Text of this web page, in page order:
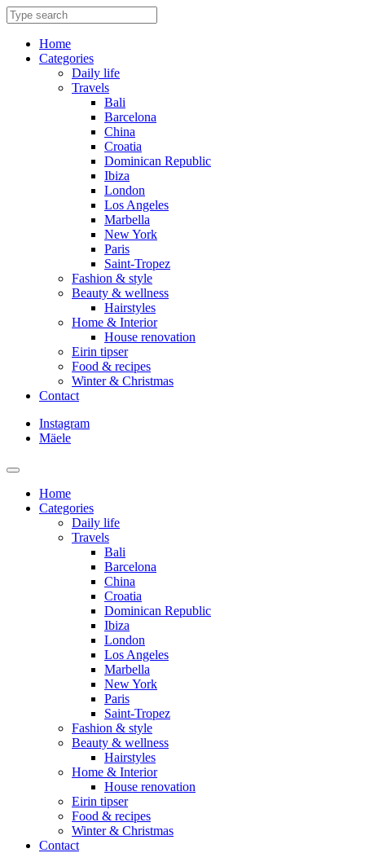
Skip
to
contentHome
Categories
Daily life
Travels
Bali
Barcelona
China
Croatia
Dominican Republic
Ibiza
London
Los Angeles
Marbella
New York
Paris
Saint-Tropez
Fashion & style
Beauty & wellness
Hairstyles
Home & Interior
House renovation
Eirin tipser
Food & recipes
Winter & Christmas
Contact
Instagram
Mäele
Home
Categories
Daily life
Travels
Bali
Barcelona
China
Croatia
Dominican Republic
Ibiza
London
Los Angeles
Marbella
New York
Paris
Saint-Tropez
Fashion & style
Beauty & wellness
Hairstyles
Home & Interior
House renovation
Eirin tipser
Food & recipes
Winter & Christmas
Contact